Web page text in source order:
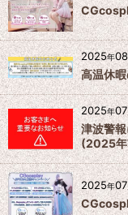
2025年08
高温休
2025年07
津波警
(2025
2025年07